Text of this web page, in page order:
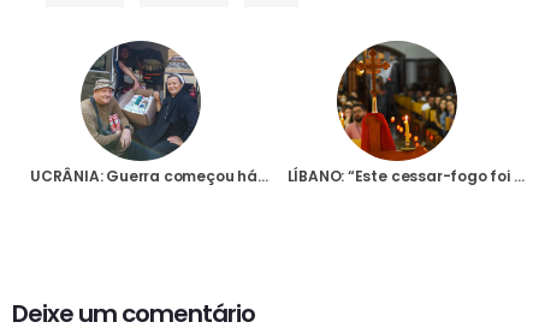
UCRÂNIA: Guerra começou há mais de mil dias e Igreja continua na linha da frente a prestar primeiros socorros espirituais LÍBANO: “Este cessar-fogo foi como um milagre”, diz Irmã Myri, lembrando que “houve muitas aldeias cristãs destruídas”
Deixe um comentário